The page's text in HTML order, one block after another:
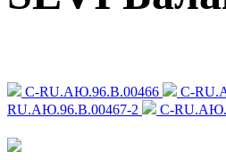
C-RU.АЮ.96.В.00466 C-
RU.АЮ.96.В.00467-2
C-